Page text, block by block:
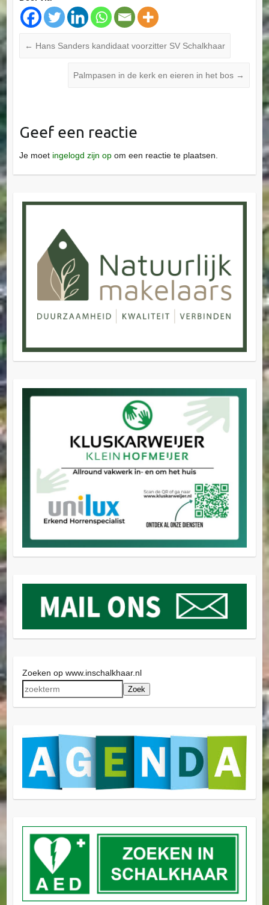
← Hans Sanders kandidaat voorzitter SV Schalkhaar
Palmpasen in de kerk en eieren in het bos →
Geef een reactie
Je moet ingelogd zijn opom een reactie te plaatsen.
Zoeken op www.inschalkhaar.nl
Zoek